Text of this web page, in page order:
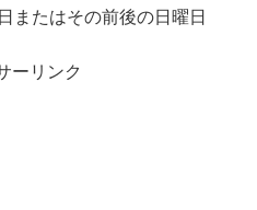
またはその前後の日曜日
ーリンク